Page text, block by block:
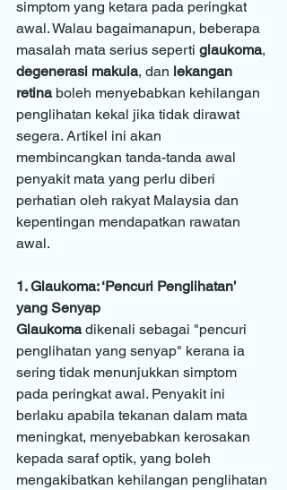
simptom yang ketara pada peringkat
awal. Walau bagaimanapun, beberapa
masalah mata serius seperti glaukoma,
degenerasi makula, dan lekangan
retina boleh menyebabkan kehilangan
penglihatan kekal jika tidak dirawat
segera. Artikel ini akan
membincangkan tanda-tanda awal
penyakit mata yang perlu diberi
perhatian oleh rakyat Malaysia dan
kepentingan mendapatkan rawatan
awal.
1. Glaukoma: ‘Pencuri Penglihatan’
yang Senyap
Glaukoma dikenali sebagai "pencuri
penglihatan yang senyap" kerana ia
sering tidak menunjukkan simptom
pada peringkat awal. Penyakit ini
berlaku apabila tekanan dalam mata
meningkat, menyebabkan kerosakan
kepada saraf optik, yang boleh
mengakibatkan kehilangan penglihatan